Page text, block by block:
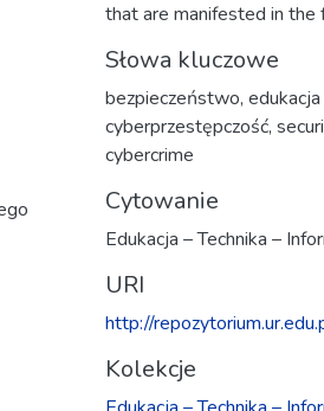
that are manifested in
Słowa kluczowe
bezpieczeństwo,
cyberprzestępczość,
cybercrime
Cytowanie
Edukacja – Technika –
URI
http://
Kolekcje